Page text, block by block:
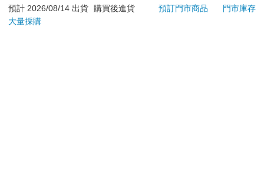
**提醒您，鑑賞期不等於試用期，退回商品須為全新狀態**
依據「消費者保護法」第19條及行政院消費者保護處公告之
預計 2026/08/14 出貨
購買後進貨 預訂門市商品
門市庫存
大量採購